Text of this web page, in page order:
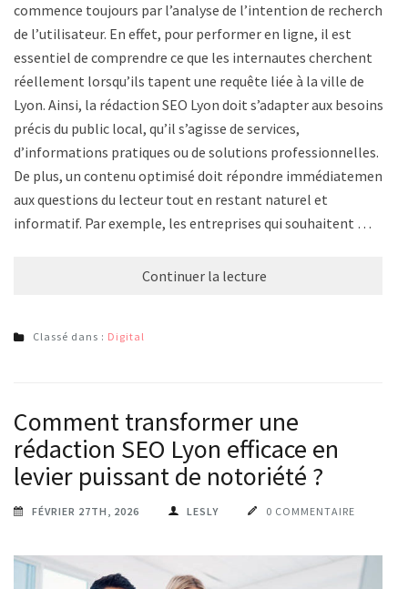
commence toujours par l’analyse de l’intention de recherche
de l’utilisateur. En effet, pour performer en ligne, il est
essentiel de comprendre ce que les internautes cherchent
réellement lorsqu’ils tapent une requête liée à la ville de
Lyon. Ainsi, la rédaction SEO Lyon doit s’adapter aux besoins
précis du public local, qu’il s’agisse de services,
d’informations pratiques ou de solutions professionnelles.
De plus, un contenu optimisé doit répondre immédiatement
aux questions du lecteur tout en restant naturel et
informatif. Par exemple, les entreprises qui souhaitent …
Continuer la lecture
Classé dans : Digital
Comment transformer une
rédaction SEO Lyon efficace en
levier puissant de notoriété ?
FÉVRIER 27TH, 2026 LESLY 0 COMMENTAIRE